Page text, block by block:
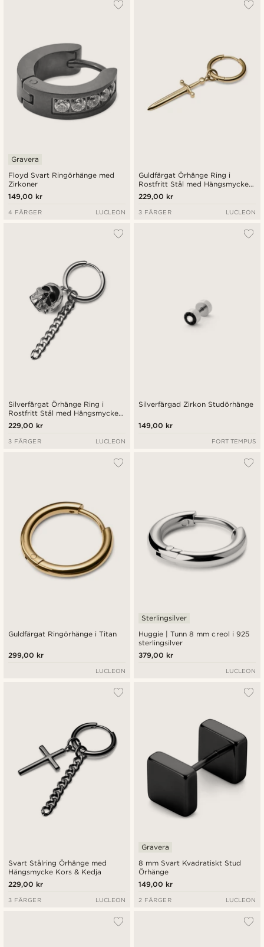
Floyd Svart Ringörhänge med
Zirkoner
Gravera
149,00 kr
4 FÄRGER LUCLEON
Guldfärgat Örhänge Ring i
Rostfritt Stål med Hängsmycke
Svärd
229,00 kr
3 FÄRGER LUCLEON
Silverfärgat Örhänge Ring i
Rostfritt Stål med Hängsmycke
Dödskalle & Kedja
229,00 kr
3 FÄRGER LUCLEON
Silverfärgad Zirkon Studörhänge
149,00 kr
FORT TEMPUS
Guldfärgat Ringörhänge i Titan
299,00 kr
LUCLEON
Huggie | Tunn 8 mm creol i 925
sterlingsilver
Sterlingsilver
379,00 kr
LUCLEON
Svart Stålring Örhänge med
Hängsmycke Kors & Kedja
229,00 kr
3 FÄRGER LUCLEON
8 mm Svart Kvadratiskt Stud
Örhänge
Gravera
149,00 kr
2 FÄRGER LUCLEON